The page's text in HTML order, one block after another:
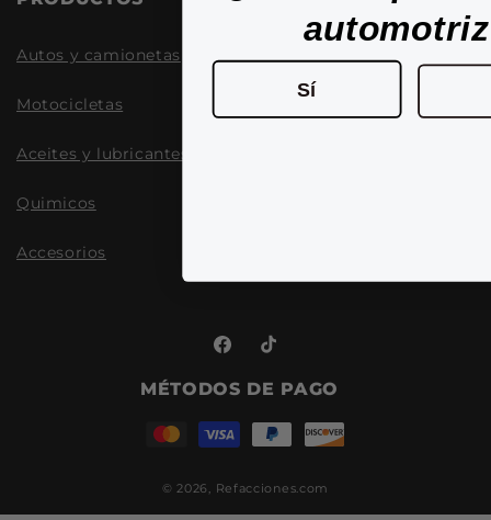
Autos y camionetas
Motocicletas
Aceites y lubricantes
Quimicos
Accesorios
FacebookTikTok
MÉTODOS DE PAGO
© 2026, Refacciones.com
Sí